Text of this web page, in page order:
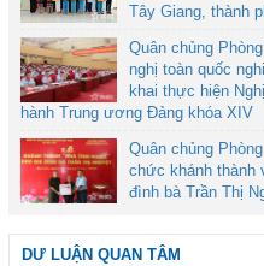
Tây Giang, thành
Quân chủng
nghị toàn quốc
khai thực hiện
hành Trung ương Đảng khóa XIV
Quân chủng
chức khánh thành
đình bà Trần Thị
DƯ LUẬN QUAN TÂM